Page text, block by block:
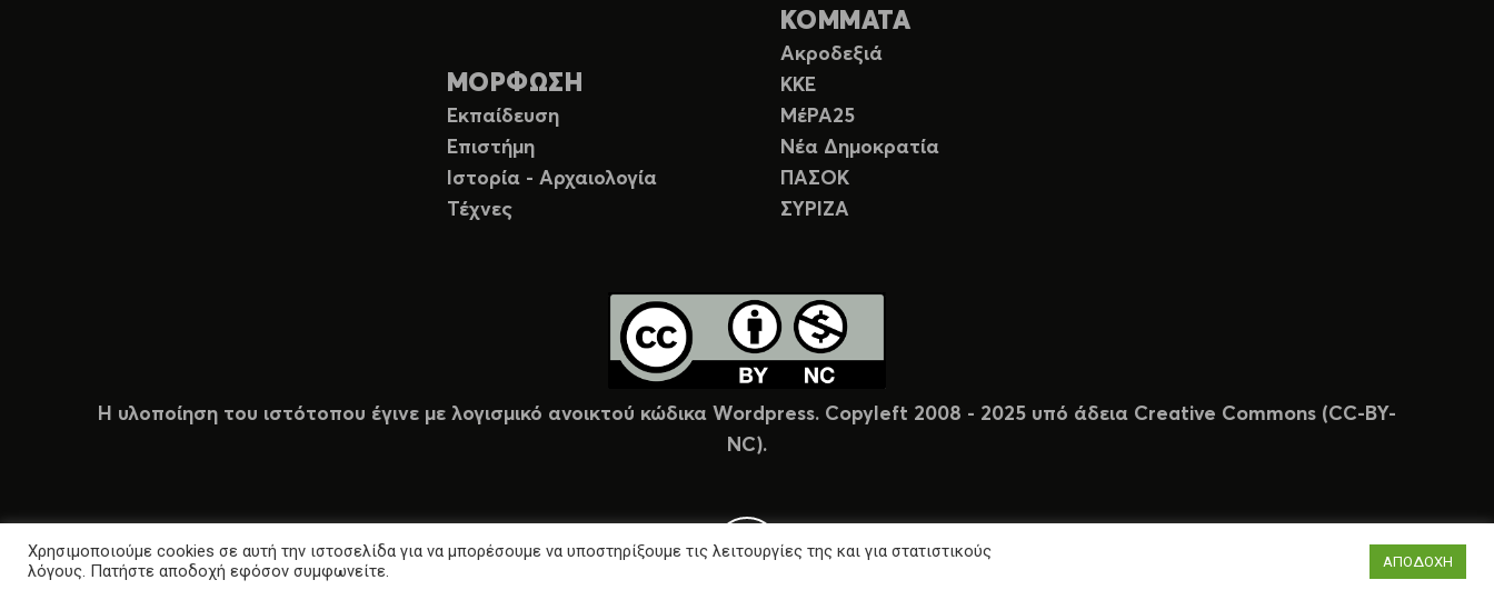
ΜΟΡΦΩΣΗ
Εκπαίδευση
Επιστήμη
Ιστορία - Αρχαιολογία
Τέχνες
ΚΟΜΜΑΤΑ
Ακροδεξιά
ΚΚΕ
ΜέΡΑ25
Νέα Δημοκρατία
ΠΑΣΟΚ
ΣΥΡΙΖΑ
Η υλοποίηση του ιστότοπου έγινε με λογισμικό ανοικτού κώδικα Wordpress. Copyleft 2008 - 2025 υπό άδεια Creative Commons (CC-BY-
NC).
Χρησιμοποιούμε cookies σε αυτή την ιστοσελίδα για να μπορέσουμε να υποστηρίξουμε τις λειτουργίες της και για στατιστικούς
λόγους. Πατήστε αποδοχή εφόσον συμφωνείτε.
ΑΠΟΔΟΧΗ